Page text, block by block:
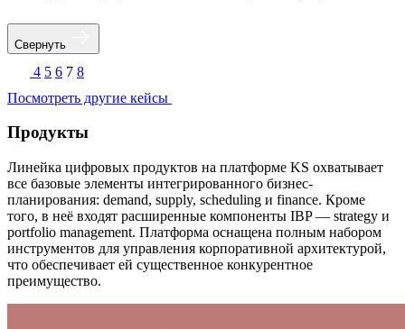
Свернуть
4 5 6 7 8
Посмотреть другие кейсы
Продукты
Линейка цифровых продуктов на платформе KS охватывает
все базовые элементы интегрированного бизнес-
планирования: demand, supply, scheduling и finance. Кроме
того, в неё входят расширенные компоненты IBP — strategy и
portfolio management. Платформа оснащена полным набором
инструментов для управления корпоративной архитектурой,
что обеспечивает ей существенное конкурентное
преимущество.